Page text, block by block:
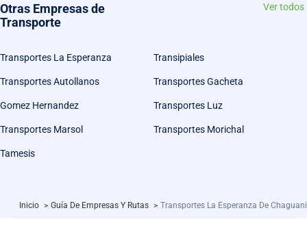
Otras Empresas de
Transporte
Ver todos
Transportes La Esperanza Transipiales
Transportes Autollanos Transportes Gacheta
Gomez Hernandez Transportes Luz
Transportes Marsol Transportes Morichal
Tamesis
Inicio > Guía De Empresas Y Rutas > Transportes La Esperanza De